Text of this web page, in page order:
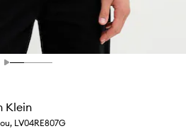
Klein
LV04RE807G